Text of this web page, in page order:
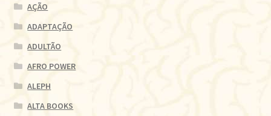
AÇÃO
ADAPTAÇÃO
ADULTÃO
AFRO POWER
ALEPH
ALTA BOOKS